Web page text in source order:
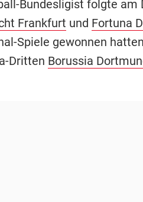
Bundesligist folgte am
Frankfurt und Fortuna
Spiele gewonnen
Dritten Borussia